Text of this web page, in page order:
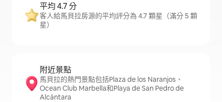
平均 4.7 分
客人給馬貝拉房源的平均評分為 4.7 顆星（滿分 5 顆
星）
附近景點
馬貝拉的熱門景點包括Plaza de los Naranjos、
Ocean Club Marbella和Playa de San Pedro de
Alcántara